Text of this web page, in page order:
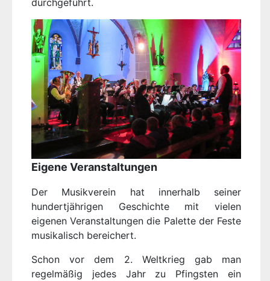
durchgeführt.
Eigene Veranstaltungen
Der Musikverein hat innerhalb seiner
hundertjährigen Geschichte mit vielen
eigenen Veranstaltungen die Palette der Feste
musikalisch bereichert.
Schon vor dem 2. Weltkrieg gab man
regelmäßig jedes Jahr zu Pfingsten ein